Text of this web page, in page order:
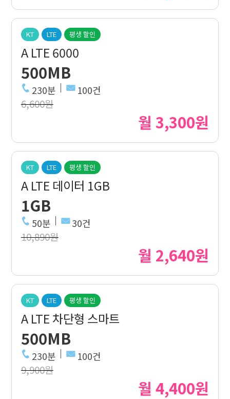
KT LTE 평생 할인
A LTE 6000
500MB
230분 100건
6,600원
월 3,300원
KT LTE 평생 할인
A LTE 데이터 1GB
1GB
50분 30건
10,890원
월 2,640원
KT LTE 평생 할인
A LTE 차단형 스마트
500MB
230분 100건
9,900원
월 4,400원